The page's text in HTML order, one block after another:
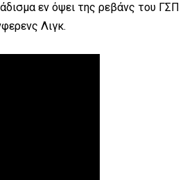
εν όψει της ρεβάνς του ΓΣΠ
Λιγκ.